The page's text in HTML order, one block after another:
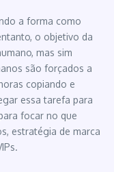
a forma como
o objetivo da
mas sim
são forçados a
copiando e
essa tarefa para
focar no que
estratégia de marca